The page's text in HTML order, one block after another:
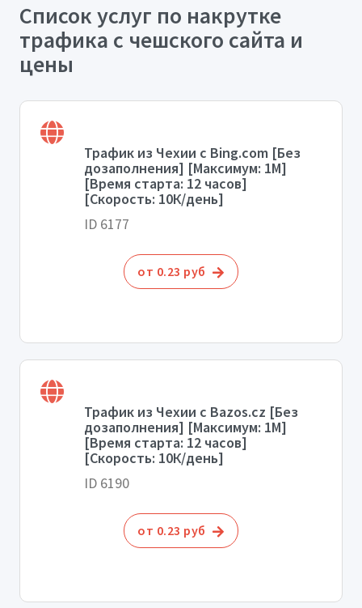
Список услуг по накрутке
трафика с чешского сайта и
цены
Трафик из Чехии с Bing.com [Без
дозаполнения] [Максимум: 1М]
[Время старта: 12 часов]
[Скорость: 10К/день]
ID 6177
от 0.23 руб
Трафик из Чехии с Bazos.cz [Без
дозаполнения] [Максимум: 1М]
[Время старта: 12 часов]
[Скорость: 10К/день]
ID 6190
от 0.23 руб